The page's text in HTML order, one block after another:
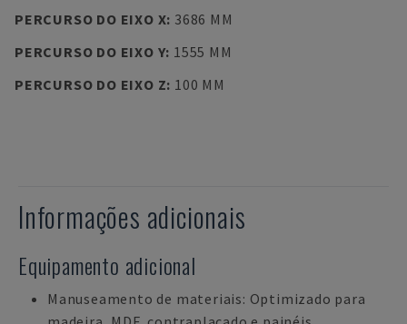
PERCURSO DO EIXO X: 3686 MM
PERCURSO DO EIXO Y: 1555 MM
PERCURSO DO EIXO Z: 100 MM
Informações adicionais
Equipamento adicional
Manuseamento de materiais: Optimizado para